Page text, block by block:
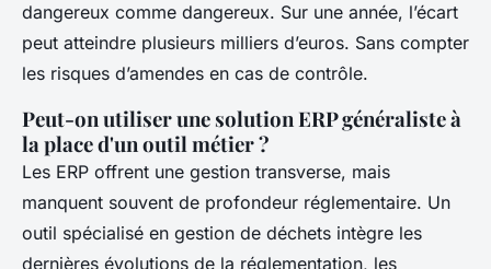
dangereux comme dangereux. Sur une année, l’écart
peut atteindre plusieurs milliers d’euros. Sans compter
les risques d’amendes en cas de contrôle.
Peut-on utiliser une solution ERP généraliste à
la place d'un outil métier ?
Les ERP offrent une gestion transverse, mais
manquent souvent de profondeur réglementaire. Un
outil spécialisé en gestion de déchets intègre les
dernières évolutions de la réglementation, les